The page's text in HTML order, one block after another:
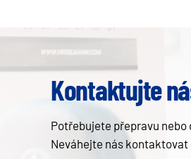
Kontaktujte
Potřebujete přepravu nebo
Neváhejte nás